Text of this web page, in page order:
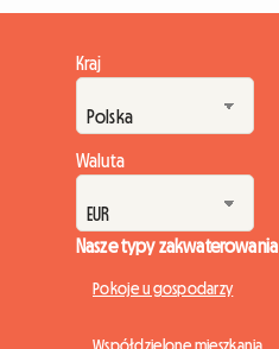
Kraj
Waluta
Nasze typy zakwaterowania
Pokoje u gospodarzy
Współdzielone mieszkania